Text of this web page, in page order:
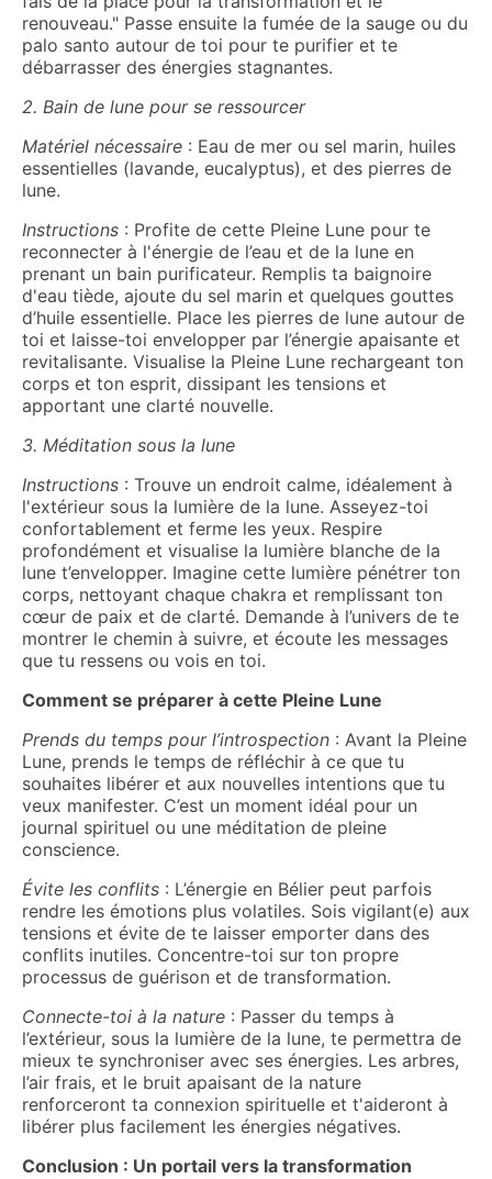
renouveau." Passe ensuite la fumée de la sauge ou du
palo santo autour de toi pour te purifier et te
débarrasser des énergies stagnantes.
2. Bain de lune pour se ressourcer
Matériel nécessaire : Eau de mer ou sel marin, huiles
essentielles (lavande, eucalyptus), et des pierres de
lune.
Instructions : Profite de cette Pleine Lune pour te
reconnecter à l'énergie de l’eau et de la lune en
prenant un bain purificateur. Remplis ta baignoire
d'eau tiède, ajoute du sel marin et quelques gouttes
d’huile essentielle. Place les pierres de lune autour de
toi et laisse-toi envelopper par l’énergie apaisante et
revitalisante. Visualise la Pleine Lune rechargeant ton
corps et ton esprit, dissipant les tensions et
apportant une clarté nouvelle.
3. Méditation sous la lune
Instructions : Trouve un endroit calme, idéalement à
l'extérieur sous la lumière de la lune. Asseyez-toi
confortablement et ferme les yeux. Respire
profondément et visualise la lumière blanche de la
lune t’envelopper. Imagine cette lumière pénétrer ton
corps, nettoyant chaque chakra et remplissant ton
cœur de paix et de clarté. Demande à l’univers de te
montrer le chemin à suivre, et écoute les messages
que tu ressens ou vois en toi.
Comment se préparer à cette Pleine Lune
Prends du temps pour l’introspection : Avant la Pleine
Lune, prends le temps de réfléchir à ce que tu
souhaites libérer et aux nouvelles intentions que tu
veux manifester. C’est un moment idéal pour un
journal spirituel ou une méditation de pleine
conscience.
Évite les conflits : L’énergie en Bélier peut parfois
rendre les émotions plus volatiles. Sois vigilant(e) aux
tensions et évite de te laisser emporter dans des
conflits inutiles. Concentre-toi sur ton propre
processus de guérison et de transformation.
Connecte-toi à la nature : Passer du temps à
l’extérieur, sous la lumière de la lune, te permettra de
mieux te synchroniser avec ses énergies. Les arbres,
l’air frais, et le bruit apaisant de la nature
renforceront ta connexion spirituelle et t'aideront à
libérer plus facilement les énergies négatives.
Conclusion : Un portail vers la transformation